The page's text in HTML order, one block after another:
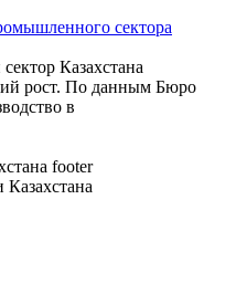
сектора
Казахстана
рост. По данным Бюро
в